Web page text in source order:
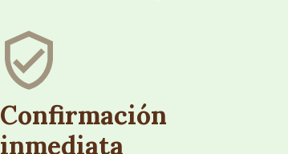
Confirmación
inmediata